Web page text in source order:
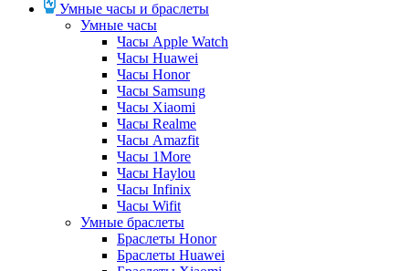
Умные часы и браслеты
Умные часы
Часы Apple Watch
Часы Huawei
Часы Honor
Часы Samsung
Часы Xiaomi
Часы Realme
Часы Amazfit
Часы 1More
Часы Haylou
Часы Infinix
Часы Wifit
Умные браслеты
Браслеты Honor
Браслеты Huawei